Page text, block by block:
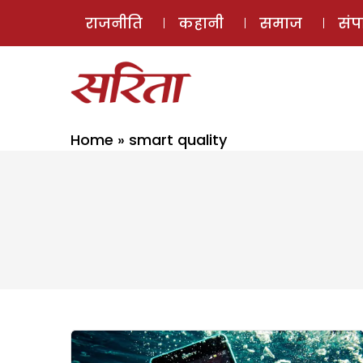
राजनीति कहानी समाज
Home » smart quality